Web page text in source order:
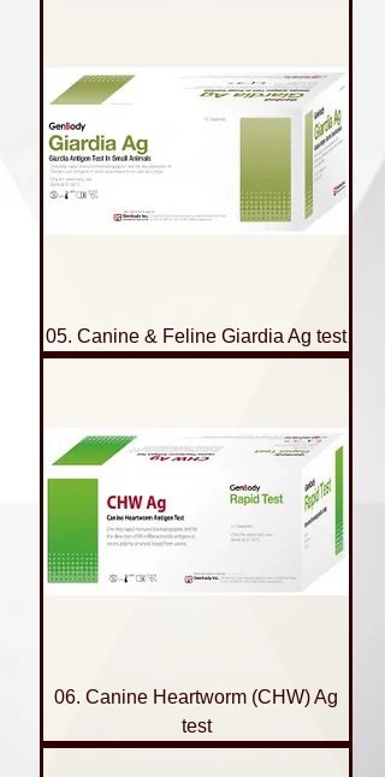
05. Canine & Feline Giardia Ag test
06. Canine Heartworm (CHW) Ag
test